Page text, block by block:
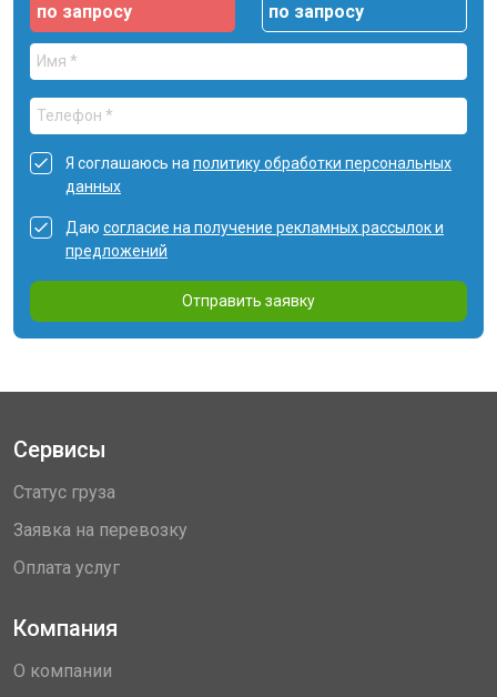
по запросу по запросу
Я соглашаюсь на политику обработки персональных
данных
Даю согласие на получение рекламных рассылок и
предложений
Отправить заявку
Сервисы
Статус груза
Заявка на перевозку
Оплата услуг
Компания
О компании